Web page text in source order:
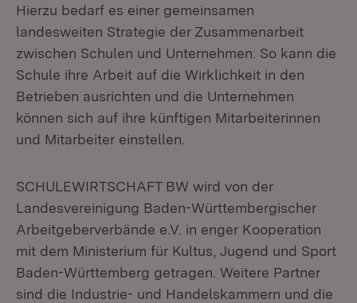
Hierzu bedarf es einer gemeinsamen
landesweiten Strategie der Zusammenarbeit
zwischen Schulen und Unternehmen. So kann die
Schule ihre Arbeit auf die Wirklichkeit in den
Betrieben ausrichten und die Unternehmen
können sich auf ihre künftigen Mitarbeiterinnen
und Mitarbeiter einstellen.
SCHULEWIRTSCHAFT BW wird von der
Landesvereinigung Baden-Württembergischer
Arbeitgeberverbände e.V. in enger Kooperation
mit dem Ministerium für Kultus, Jugend und Sport
Baden-Württemberg getragen. Weitere Partner
sind die Industrie- und Handelskammern und die